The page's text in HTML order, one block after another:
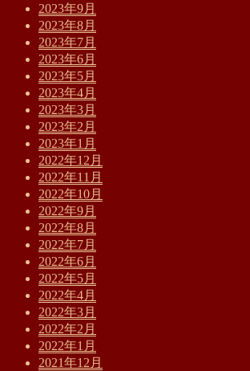
2023年9月
2023年8月
2023年7月
2023年6月
2023年5月
2023年4月
2023年3月
2023年2月
2023年1月
2022年12月
2022年11月
2022年10月
2022年9月
2022年8月
2022年7月
2022年6月
2022年5月
2022年4月
2022年3月
2022年2月
2022年1月
2021年12月